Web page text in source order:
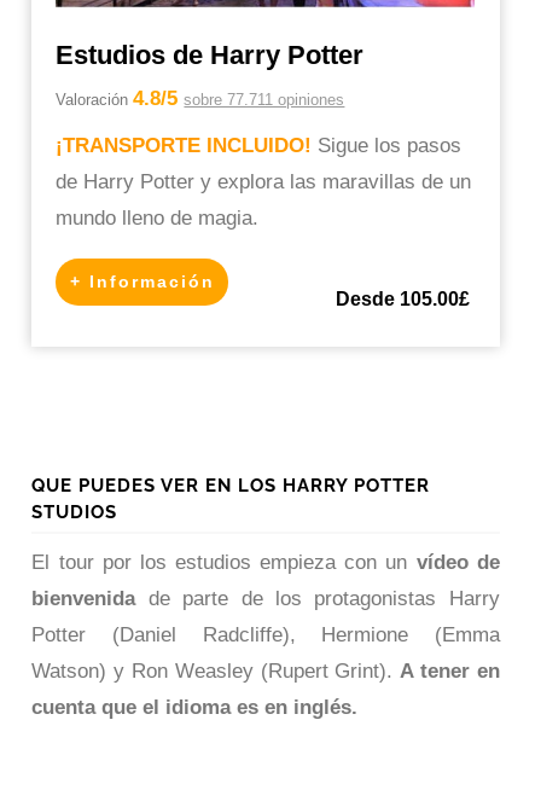
Estudios de Harry Potter
Valoración4.8/5sobre 77.711 opiniones
¡TRANSPORTE INCLUIDO! Sigue los pasos
de Harry Potter y explora las maravillas de un
mundo lleno de magia.
+ Información
Desde 105.00£
QUE PUEDES VER EN LOS HARRY POTTER
STUDIOS
El tour por los estudios empieza con un vídeo de
bienvenidade parte de los protagonistas Harry
Potter (Daniel Radcliffe), Hermione (Emma
Watson) y Ron Weasley (Rupert Grint).A tener en
cuenta que el idioma es en inglés.